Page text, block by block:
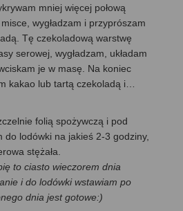
mniej więcej połową
wygładzam i przyprószam
Tę czekoladową warstwę
serowej, wygładzam, układam
je w masę. Na koniec
kakao lub tartą czekoladą i…
folią spożywczą i pod
do lodówki na jakieś 2-3 godziny,
stężała.
to ciasto wieczorem dnia
i do lodówki wstawiam po
dnia jest gotowe:)